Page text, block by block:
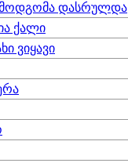
დასრულდა
ქალი
ვიყავი